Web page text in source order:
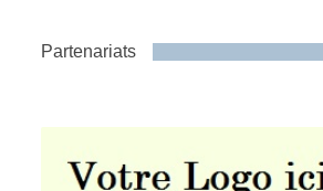
Partenariats